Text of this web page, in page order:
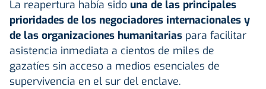
La reapertura había sido una de las principales
prioridades de los negociadores internacionales y
de las organizaciones humanitarias para facilitar
asistencia inmediata a cientos de miles de
gazatíes sin acceso a medios esenciales de
supervivencia en el sur del enclave.